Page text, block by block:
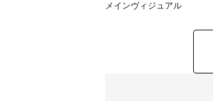
メインヴィジュアル